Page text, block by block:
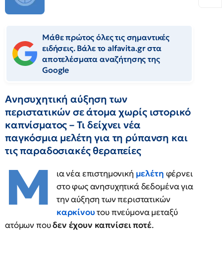
Μάθε πρώτος όλες τις σημαντικές
ειδήσεις. Βάλε το alfavita.gr στα
αποτελέσματα αναζήτησης της
Google
Ανησυχητική αύξηση των
περιστατικών σε άτομα χωρίς ιστορικό
καπνίσματος – Τι δείχνει νέα
παγκόσμια μελέτη για τη ρύπανση και
τις παραδοσιακές θεραπείες
Μ ια νέα επιστημονική μελέτη φέρνει
στο φως ανησυχητικά δεδομένα για
την αύξηση των περιστατικών
καρκίνουτου πνεύμονα μεταξύ
ατόμων πουδεν έχουν καπνίσει ποτέ.